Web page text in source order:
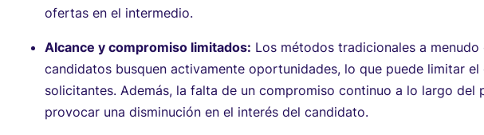
ofertas en el intermedio.
Alcance y compromiso limitados: Los métodos tradicionales a
candidatos busquen activamente oportunidades, lo que puede limitar
solicitantes. Además, la falta de un compromiso continuo a lo largo del
provocar una disminución en el interés del candidato.